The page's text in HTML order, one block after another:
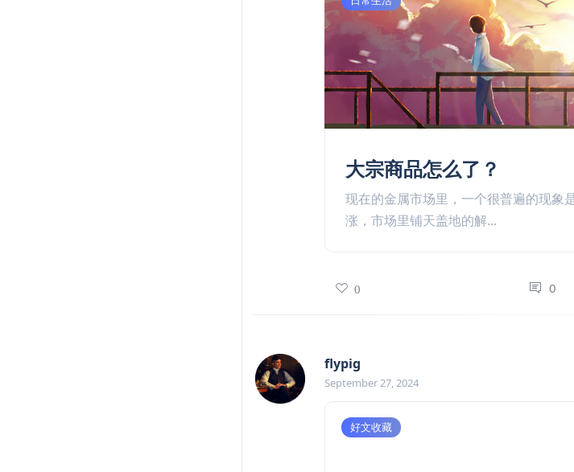
大宗商品怎么了？
现在的金属市场里，一个很普遍的现象
涨，市场里铺天盖地的解...
0 0
flypig
September 27, 2024
好文收藏